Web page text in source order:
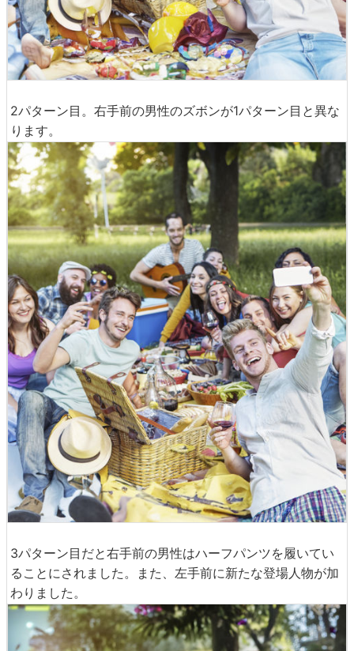
2パターン目。右手前の男性のズボンが1パターン目と異な
ります。
3パターン目だと右手前の男性はハーフパンツを履いてい
ることにされました。また、左手前に新たな登場人物が加
わりました。